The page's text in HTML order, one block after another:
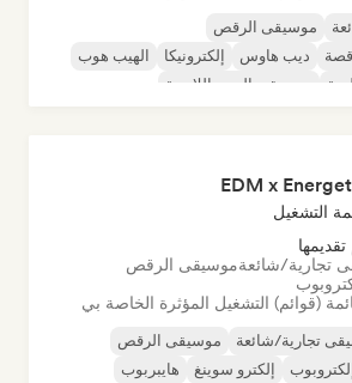
موسيقى الرقص
ديب هاوس إلكترونيكا
الهيب هوب
موسيقى البوب اللاتينية
EDM x
التشغيل
تجارية/شائعةموسيقى الرقص
(قوائم) التشغيل المؤثرة الخاصة بي
تجارية/شائعة
موسيقى الرقص
إلكتروبوب إلكترو سوينغ
هايبربوب